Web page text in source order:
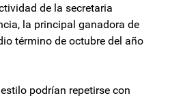
de la secretaria
la principal ganadora de
término de octubre del año
podrían repetirse con